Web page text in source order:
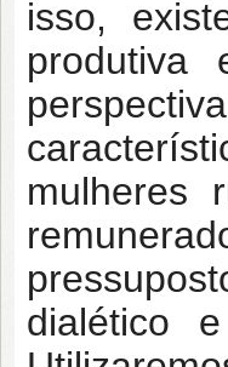
isso,
produtiva
mulheres
dialético